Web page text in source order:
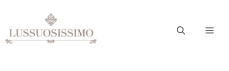
contenuto